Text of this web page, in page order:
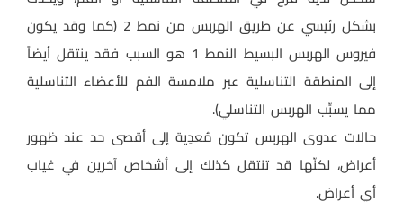
بشكل رئيسي عن طريق الهربس من نمط 2 (كما وقد يكون
فيروس الهربس البسيط النمط 1 هو السبب فقد ينتقل أيضاً
إلى المنطقة التناسلية عبر ملامسة الفم للأعضاء التناسلية
مما يسبِّب الهربس التناسلي).
حالات عدوى الهربس تكون مُعدِية إلى أقصى حد عند ظهور
أعراض، لكنّها قد تنتقل كذلك إلى أشخاص آخرين في غياب
أي أعراض.